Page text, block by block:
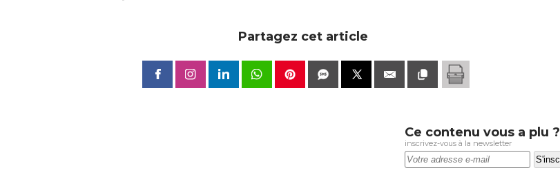
Partagez cet article
Ce contenu vous a plu ?
inscrivez-vous à la newsletter